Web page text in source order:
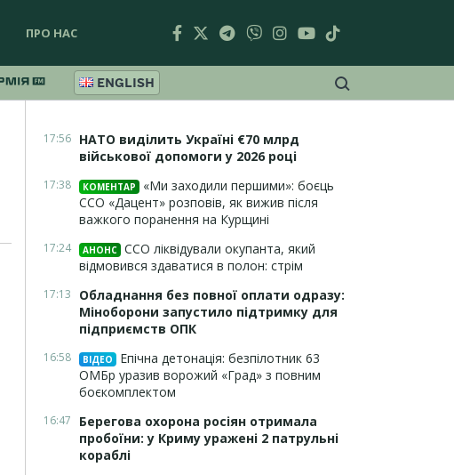
ПРО НАС
ENGLISH
17:56 НАТО виділить Україні €70 млрд
військової допомоги у 2026 році
17:38 КОМЕНТАР
«Ми заходили першими»: боєць
ССО «Дацент» розповів, як вижив після
важкого поранення на Курщині
17:24 АНОНС ССО ліквідували окупанта, який
відмовився здаватися в полон: стрім
17:13
Обладнання без повної оплати одразу:
Міноборони запустило підтримку для
підприємств ОПК
16:58 ВІДЕО
Епічна детонація: безпілотник 63
ОМБр уразив ворожий «Град» з повним
боєкомплектом
16:47
Берегова охорона росіян отримала
пробоїни: у Криму уражені 2 патрульні
кораблі